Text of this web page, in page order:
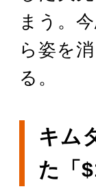
まう。
ら姿を
る。
キム
た「